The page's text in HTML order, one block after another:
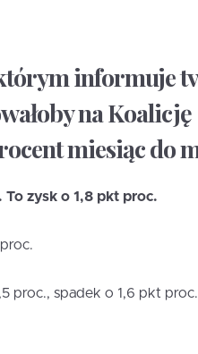
informuje
na Koalicję
miesiąc do
To zysk o 1,8 pkt proc.
proc., spadek o 1,6 pkt